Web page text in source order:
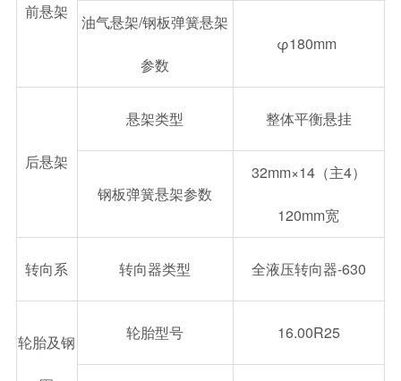
前悬架
油气悬架/钢板弹簧悬架
参数
φ180mm
后悬架
悬架类型 整体平衡悬挂
钢板弹簧悬架参数
32mm×14（主4）
120mm宽
转向系 转向器类型 全液压转向器-630
轮胎及钢 轮胎型号 16.00R25